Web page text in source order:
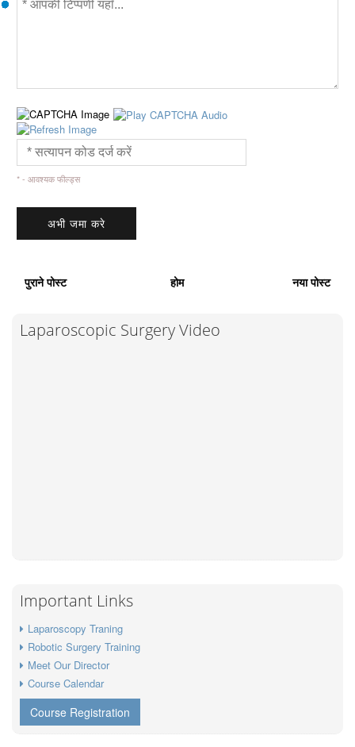
* - आवश्यक फील्ड्स
पुराने पोस्ट होम नया पोस्ट
Laparoscopic Surgery Video
Important Links
Laparoscopy Traning
Robotic Surgery Training
Meet Our Director
Course Calendar
Course Registration